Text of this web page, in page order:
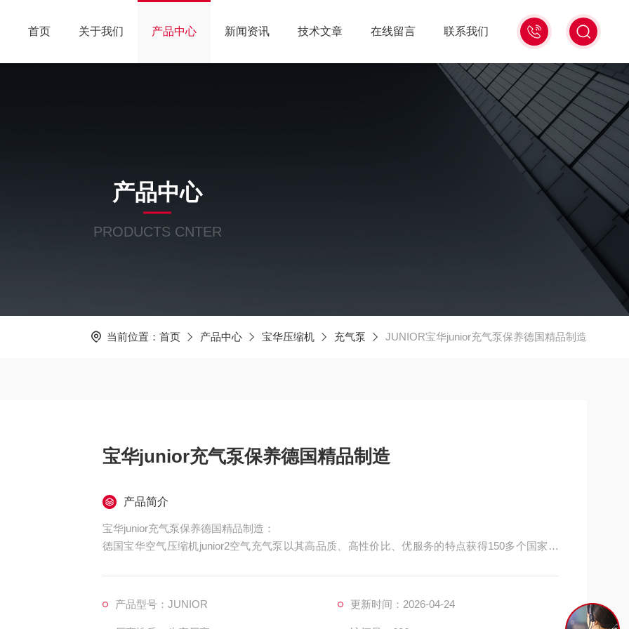
15006471345
首页 关于我们 产品中心 新闻资讯 技术文章 在线留言 联系我们
产品中心
PRODUCTS CNTER
当前位置： 首页 产品中心 宝华压缩机 充气泵 JUNIOR宝华junior充气泵保养德国精品制造
宝华junior充气泵保养德国精品制造
产品简介
宝华junior充气泵保养德国精品制造：
德国宝华空气压缩机junior2空气充气泵以其高品质、高性价比、优服务的特点获得150多个国家和
受到德国工匠品牌的产品及服务。
产品型号：JUNIOR 更新时间：2026-04-24